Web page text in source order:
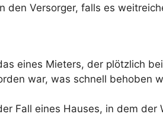
den Versorger, falls es
eines Mieters, der plötzlich
war, was schnell behoben
Fall eines Hauses, in dem